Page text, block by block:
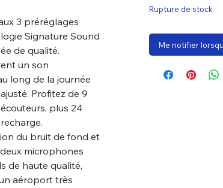
3 préréglages
Signature Sound
de qualité.
un son
long de la journée
Profitez de 9
plus 24
du bruit de fond et
microphones
de haute qualité,
aéroport très
Rupture de stock
Me notifier